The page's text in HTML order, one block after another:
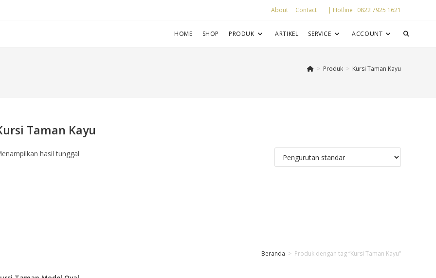
About Contact | Hotline : 0822 7925 1621
HOME SHOP PRODUK ARTIKEL SERVICE ACCOUNT
> Produk > Kursi Taman Kayu
Beranda > Produk dengan tag “Kursi Taman Kayu”
Taman Kayu
hasil tunggal